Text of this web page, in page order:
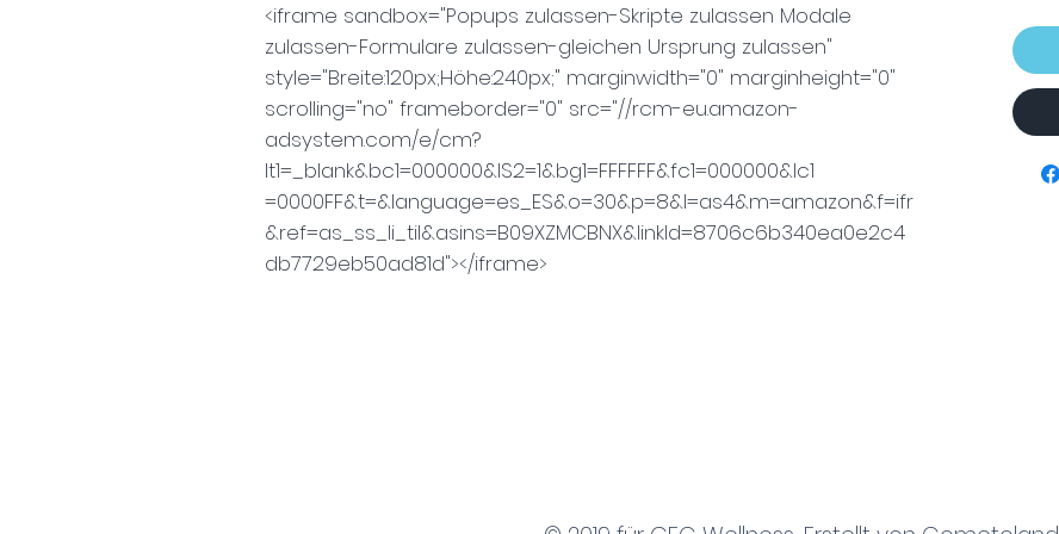
<iframe sandbox="Popups zulassen-Skripte zulassen Modale
zulassen-Formulare zulassen-gleichen Ursprung zulassen"
style="Breite:120px;Höhe:240px;" marginwidth="0" marginheight="0"
scrolling="no" frameborder="0" src="//rcm-eu.amazon-
adsystem.com/e/cm?
lt1=_blank&bc1=000000&IS2=1&bg1=FFFFFF&fc1=000000&lc1
=0000FF&t=&language=es_ES&o=30&p=8&l=as4&m=amazon&f=ifr
&ref=as_ss_li_til&asins=B09XZMCBNX&linkId=8706c6b340ea0e2c4
db7729eb50ad81d"></iframe>